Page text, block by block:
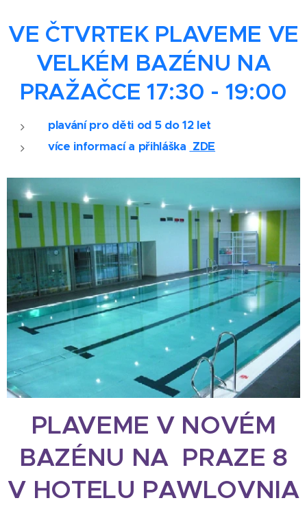
VE ČTVRTEK PLAVEME VE
VELKÉM BAZÉNU NA
PRAŽAČCE 17:30 - 19:00
plavání pro děti od 5 do 12 let
více informací a přihláška ZDE
PLAVEME V NOVÉM
BAZÉNU NA PRAZE 8
V HOTELU PAWLOVNIA